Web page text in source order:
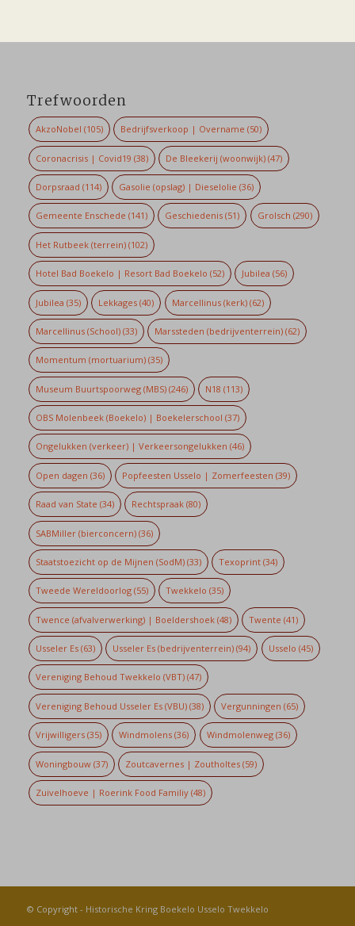
Trefwoorden
AkzoNobel (105) Bedrijfsverkoop | Overname (50)
Coronacrisis | Covid19 (38) De Bleekerij (woonwijk) (47)
Dorpsraad (114) Gasolie (opslag) | Dieselolie (36)
Gemeente Enschede (141) Geschiedenis (51) Grolsch (290)
Het Rutbeek (terrein)(102)
Hotel Bad Boekelo | Resort Bad Boekelo (52) Jubilea (56)
Jubilea (35) Lekkages (40) Marcellinus (kerk)(62)
Marcellinus (School)(33) Marssteden (bedrijventerrein) (62)
Momentum (mortuarium)(35)
Museum Buurtspoorweg (MBS)(246) N18 (113)
OBS Molenbeek (Boekelo) | Boekelerschool (37)
Ongelukken (verkeer) | Verkeersongelukken (46)
Open dagen (36) Popfeesten Usselo | Zomerfeesten (39)
Raad van State (34) Rechtspraak (80)
SABMiller (bierconcern)(36)
Staatstoezicht op de Mijnen (SodM)(33) Texoprint (34)
Tweede Wereldoorlog(55) Twekkelo (35)
Twence (afvalverwerking) | Boeldershoek(48) Twente (41)
Usseler Es(63) Usseler Es (bedrijventerrein) (94) Usselo (45)
Vereniging Behoud Twekkelo (VBT)(47)
Vereniging Behoud Usseler Es (VBU)(38) Vergunningen (65)
Vrijwilligers(35) Windmolens (36) Windmolenweg(36)
Woningbouw(37) Zoutcavernes | Zoutholtes (59)
Zuivelhoeve | Roerink Food Familiy(48)
© Copyright - Historische Kring Boekelo Usselo Twekkelo